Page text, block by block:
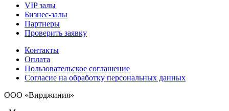
VIP залы
Бизнес-залы
Партнеры
Проверить заявку
Контакты
Оплата
Пользовательское соглашение
Согласие на обработку персональных данных
ООО «Вирджиния»